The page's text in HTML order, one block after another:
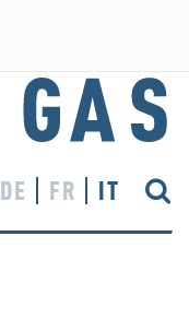
DE FR IT